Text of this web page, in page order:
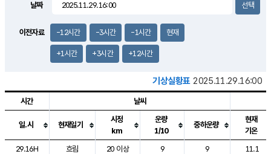
6.1m/s
날짜
이전자료 -12시간 -3시간 -1시간 현재
+1시간 +3시간 +12시간
기상실황표 2025.11.29.16:00
도시별 기상실황표로 지점, 날씨, 기온, 강수, 바람, 기압등을 안내한 표입
시간 날씨
일.시 현재일기
시정
km
운량
1/10
중하운량
현재
기온
29.16H
흐림 20 이상 9 9
11.1